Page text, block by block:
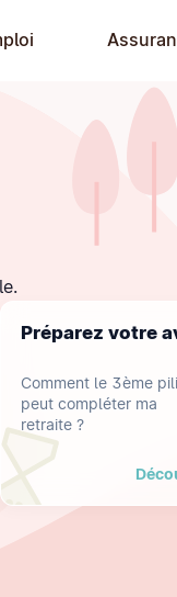
Préparez votre
Comment le 3ème
peut compléter ma
retraite ?